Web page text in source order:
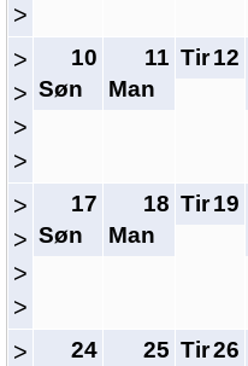
>
>
>
>
>
10
Søn
11
Man
12
Tir
>
>
>
>
17
Søn
18
Man
19
Tir
>
24
25
26
Tir